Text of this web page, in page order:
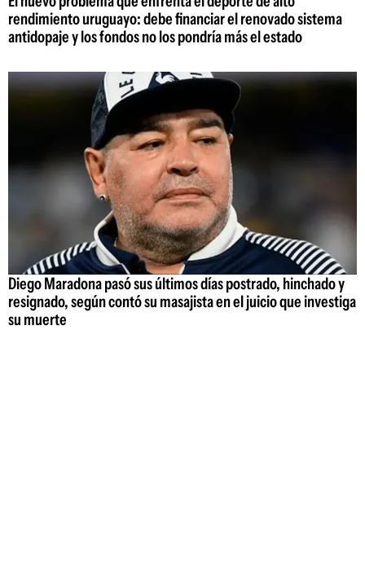
rendimiento uruguayo: debe financiar el renovado sistema
antidopaje y los fondos no los pondría más el estado
Diego Maradona pasó sus últimos días postrado, hinchado y
resignado, según contó su masajista en el juicio que investiga
su muerte